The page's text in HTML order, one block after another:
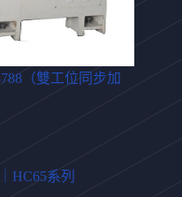
（雙工位同步加
HC65系列